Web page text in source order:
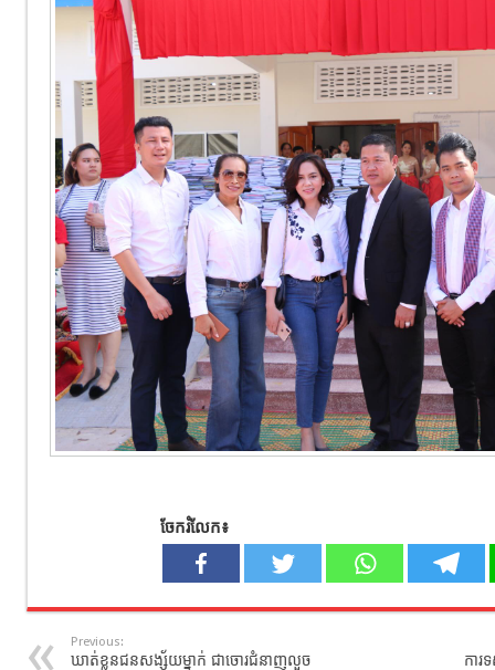
ចែករំលែក៖
Previous:
​ឃាត់ខ្លួនជនសង្ស័យម្នាក់ ជាចោរជំនាញលួច
ការ